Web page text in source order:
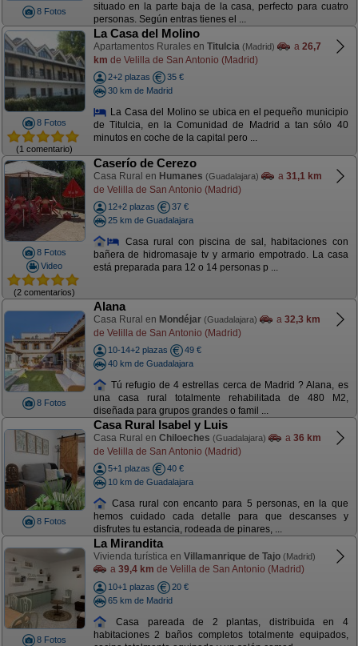
8 Fotos
situado en la parte baja de la casa, perfecto para cuatro
personas. Según entras tienes el ...
8 Fotos
(1 comentario)
La Casa del Molino
Apartamentos Rurales en Titulcia (Madrid) a 26,7
km de Velilla de San Antonio (Madrid)
2+2 plazas
35 €
30 km de Madrid
La Casa del Molino se ubica en el pequeño municipio
de Titulcia, en la Comunidad de Madrid a tan sólo 40
minutos en coche de la capital pero ...
8 Fotos
Video
(2 comentarios)
Caserío de Cerezo
Casa Rural en Humanes (Guadalajara) a 31,1 km
de Velilla de San Antonio (Madrid)
12+2 plazas
37 €
25 km de Guadalajara
Casa rural con piscina de sal, habitaciones con
bañera de hidromasaje tv y armario empotrado. La casa
está preparada para 12 o 14 personas p ...
8 Fotos
Alana
Casa Rural en Mondéjar (Guadalajara) a 32,3 km
de Velilla de San Antonio (Madrid)
10-14+2 plazas
49 €
40 km de Guadalajara
Tú refugio de 4 estrellas cerca de Madrid ? Alana, es
una casa rural totalmente rehabilitada de 480 M2,
diseñada para grupos grandes o famil ...
8 Fotos
Casa Rural Isabel y Luis
Casa Rural en Chiloeches (Guadalajara) a 36 km
de Velilla de San Antonio (Madrid)
5+1 plazas
40 €
10 km de Guadalajara
Casa rural con encanto para 5 personas, en la que
hemos cuidado cada detalle para que descanses y
disfrutes tu estancia, rodeada de pinares, ...
8 Fotos
La Mirandita
Vivienda turística en Villamanrique de Tajo (Madrid)
a 39,4 km de Velilla de San Antonio (Madrid)
10+1 plazas
20 €
65 km de Madrid
Casa pareada de 2 plantas, distribuida en 4
habitaciones 2 baños completos totalmente equipados,